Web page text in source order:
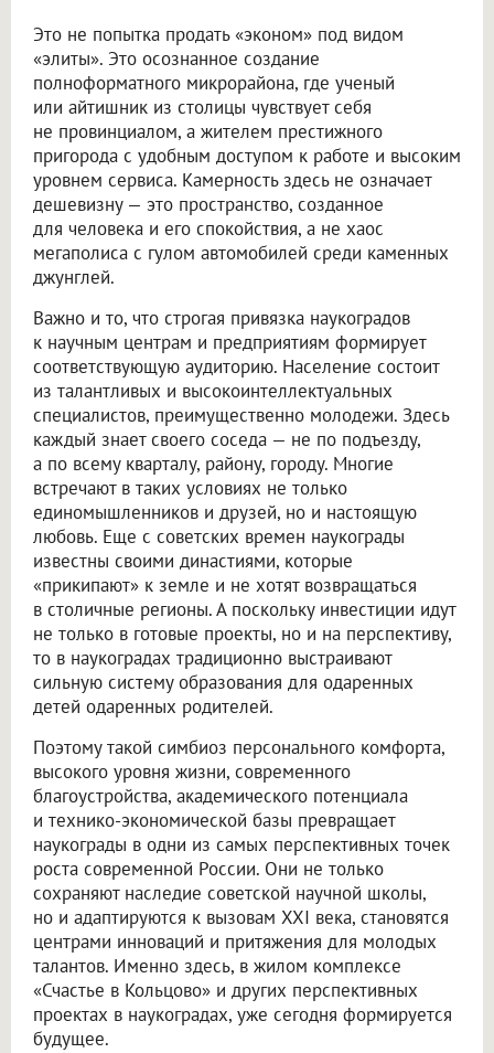
Это не попытка продать «эконом» под видом
«элиты». Это осознанное создание
полноформатного микрорайона, где ученый
или айтишник из столицы чувствует себя
не провинциалом, а жителем престижного
пригорода с удобным доступом к работе и высоким
уровнем сервиса. Камерность здесь не означает
дешевизну — это пространство, созданное
для человека и его спокойствия, а не хаос
мегаполиса с гулом автомобилей среди каменных
джунглей.
Важно и то, что строгая привязка наукоградов
к научным центрам и предприятиям формирует
соответствующую аудиторию. Население состоит
из талантливых и высокоинтеллектуальных
специалистов, преимущественно молодежи. Здесь
каждый знает своего соседа — не по подъезду,
а по всему кварталу, району, городу. Многие
встречают в таких условиях не только
единомышленников и друзей, но и настоящую
любовь. Еще с советских времен наукограды
известны своими династиями, которые
«прикипают» к земле и не хотят возвращаться
в столичные регионы. А поскольку инвестиции идут
не только в готовые проекты, но и на перспективу,
то в наукоградах традиционно выстраивают
сильную систему образования для одаренных
детей одаренных родителей.
Поэтому такой симбиоз персонального комфорта,
высокого уровня жизни, современного
благоустройства, академического потенциала
и технико-экономической базы превращает
наукограды в одни из самых перспективных точек
роста современной России. Они не только
сохраняют наследие советской научной школы,
но и адаптируются к вызовам XXI века, становятся
центрами инноваций и притяжения для молодых
талантов. Именно здесь, в жилом комплексе
«Счастье в Кольцово» и других перспективных
проектах в наукоградах, уже сегодня формируется
будущее.